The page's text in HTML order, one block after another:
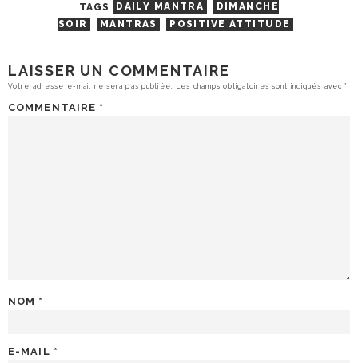
TAGS DAILY MANTRA
DIMANCHE
SOIR
MANTRAS POSITIVE ATTITUDE
LAISSER UN COMMENTAIRE
Votre adresse e-mail ne sera pas publiée. Les champs obligatoires sont indiqués avec*
COMMENTAIRE *
NOM *
E-MAIL *